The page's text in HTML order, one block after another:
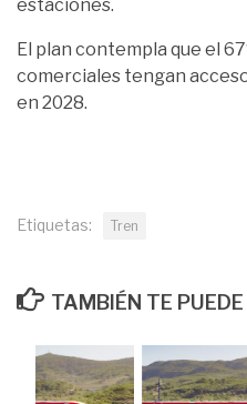
estaciones.
El plan contempla que el
comerciales tengan
en 2028.
Etiquetas: Tren
TAMBIÉN TE